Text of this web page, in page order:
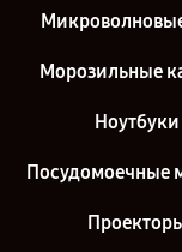
Морозильные
Ноутбуки
Посудомоечные